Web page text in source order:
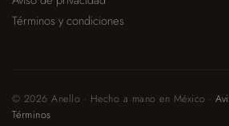
Términos y condiciones
© 2026 Anello · Hecho a mano en México ·
Términos